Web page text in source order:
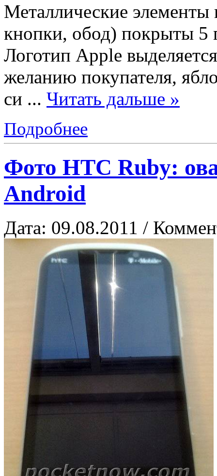
Металлические
кнопки, обод) покрыты 5
Логотип Apple
желанию покупателя,
си ... Читать дальше »
Подробнее
Фото HTC Ruby:
Android
Дата: 09.08.2011 /